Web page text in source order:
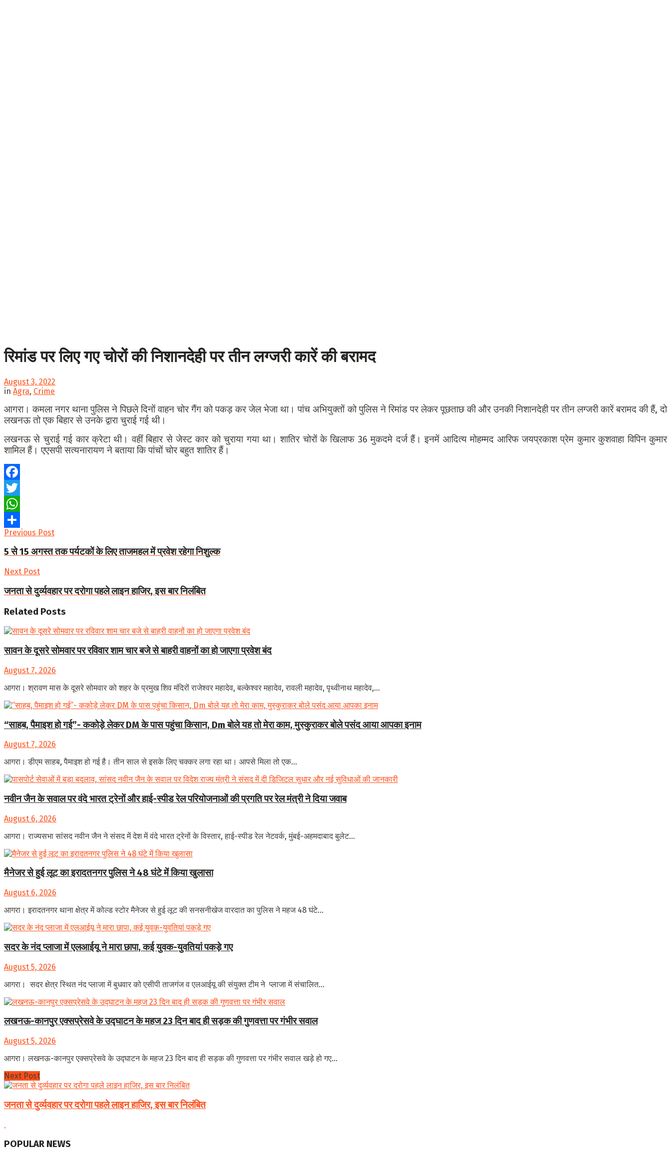
रिमांड पर लिए गए चोरों की निशानदेही पर तीन लग्जरी कारें की बरामद
August 3, 2022
in Agra, Crime
आगरा। कमला नगर थाना पुलिस ने पिछले दिनों वाहन चोर गैंग को पकड़ कर जेल भेजा था। पांच अभियुक्तों को पुलिस ने रिमांड पर लेकर पूछताछ की और उनकी निशानदेही पर तीन लग्जरी कारें बरामद की हैं, दो
लखनऊ तो एक बिहार से उनके द्वारा चुराई गई थी।
लखनऊ से चुराई गई कार क्रेटा थी। वहीं बिहार से जेस्ट कार को चुराया गया था। शातिर चोरों के खिलाफ 36 मुकदमे दर्ज हैं। इनमें आदित्य मोहम्मद आरिफ जयप्रकाश प्रेम कुमार कुशवाहा विपिन कुमार
शामिल हैं। एएसपी सत्यनारायण ने बताया कि पांचों चोर बहुत शातिर हैं।
Facebook
Twitter
WhatsApp
Share
Previous Post
5 से 15 अगस्त तक पर्यटकों के लिए ताजमहल में प्रवेश रहेगा निशुल्क
Next Post
जनता से दुर्व्यवहार पर दरोगा पहले लाइन हाजिर, इस बार निलंबित
Related Posts
सावन के दूसरे सोमवार पर रविवार शाम चार बजे से बाहरी वाहनों का हो जाएगा प्रवेश बंद
August 7, 2026
आगरा। श्रावण मास के दूसरे सोमवार को शहर के प्रमुख शिव मंदिरों राजेश्वर महादेव, बल्केश्वर महादेव, रावली महादेव, पृथ्वीनाथ महादेव,...
“साहब, पैमाइश हो गई”- ककोड़े लेकर DM के पास पहुंचा किसान, Dm बोले यह तो मेरा काम, मुस्कुराकर बोले पसंद आया आपका इनाम
August 7, 2026
आगरा। डीएम साहब, पैमाइश हो गई है। तीन साल से इसके लिए चक्कर लगा रहा था। आपसे मिला तो एक...
नवीन जैन के सवाल पर वंदे भारत ट्रेनों और हाई-स्पीड रेल परियोजनाओं की प्रगति पर रेल मंत्री ने दिया जवाब
August 6, 2026
आगरा। राज्यसभा सांसद नवीन जैन ने संसद में देश में वंदे भारत ट्रेनों के विस्तार, हाई-स्पीड रेल नेटवर्क, मुंबई-अहमदाबाद बुलेट...
मैनेजर से हुई लूट का इरादतनगर पुलिस ने 48 घंटे में किया खुलासा
August 6, 2026
आगरा। इरादतनगर थाना क्षेत्र में कोल्ड स्टोर मैनेजर से हुई लूट की सनसनीखेज वारदात का पुलिस ने महज 48 घंटे...
सदर के नंद प्लाजा में एलआईयू ने मारा छापा, कई युवक-युवतियां पकड़े गए
August 5, 2026
आगरा। सदर क्षेत्र स्थित नंद प्लाजा में बुधवार को एसीपी ताजगंज व एलआईयू की संयुक्त टीम ने प्लाजा में संचालित...
लखनऊ-कानपुर एक्सप्रेसवे के उद्घाटन के महज 23 दिन बाद ही सड़क की गुणवत्ता पर गंभीर सवाल
August 5, 2026
आगरा। लखनऊ-कानपुर एक्सप्रेसवे के उद्घाटन के महज 23 दिन बाद ही सड़क की गुणवत्ता पर गंभीर सवाल खड़े हो गए...
Next Post
जनता से दुर्व्यवहार पर दरोगा पहले लाइन हाजिर, इस बार निलंबित
POPULAR NEWS